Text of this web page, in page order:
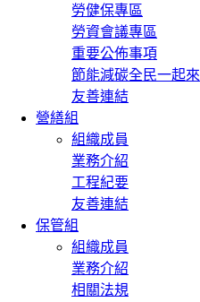
勞健保專區
勞資會議專區
重要公佈事項
節能減碳全民一起來
友善連結
營繕組
組織成員
業務介紹
工程紀要
友善連結
保管組
組織成員
業務介紹
相關法規